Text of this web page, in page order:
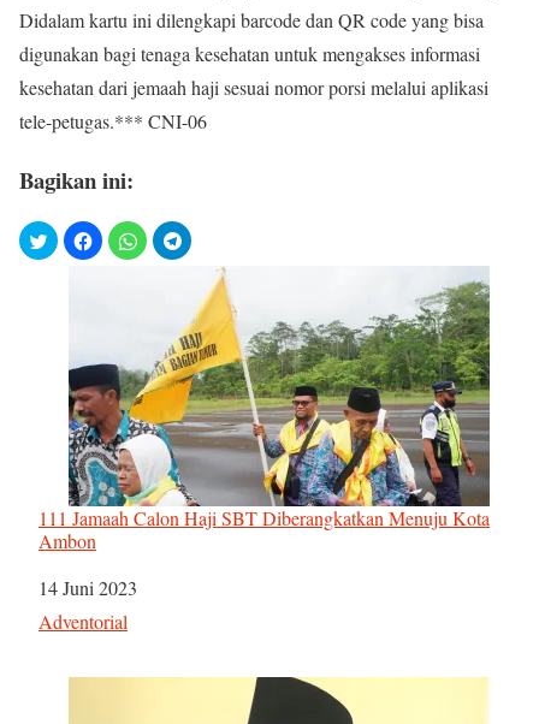
Didalam kartu ini dilengkapi barcode dan QR code yang bisa
digunakan bagi tenaga kesehatan untuk mengakses informasi
kesehatan dari jemaah haji sesuai nomor porsi melalui aplikasi
tele-petugas.*** CNI-06
Bagikan ini:
111 Jamaah Calon Haji SBT Diberangkatkan Menuju Kota
Ambon
Tanggal
14 Juni 2023
Sehubungan dengan
Adventorial